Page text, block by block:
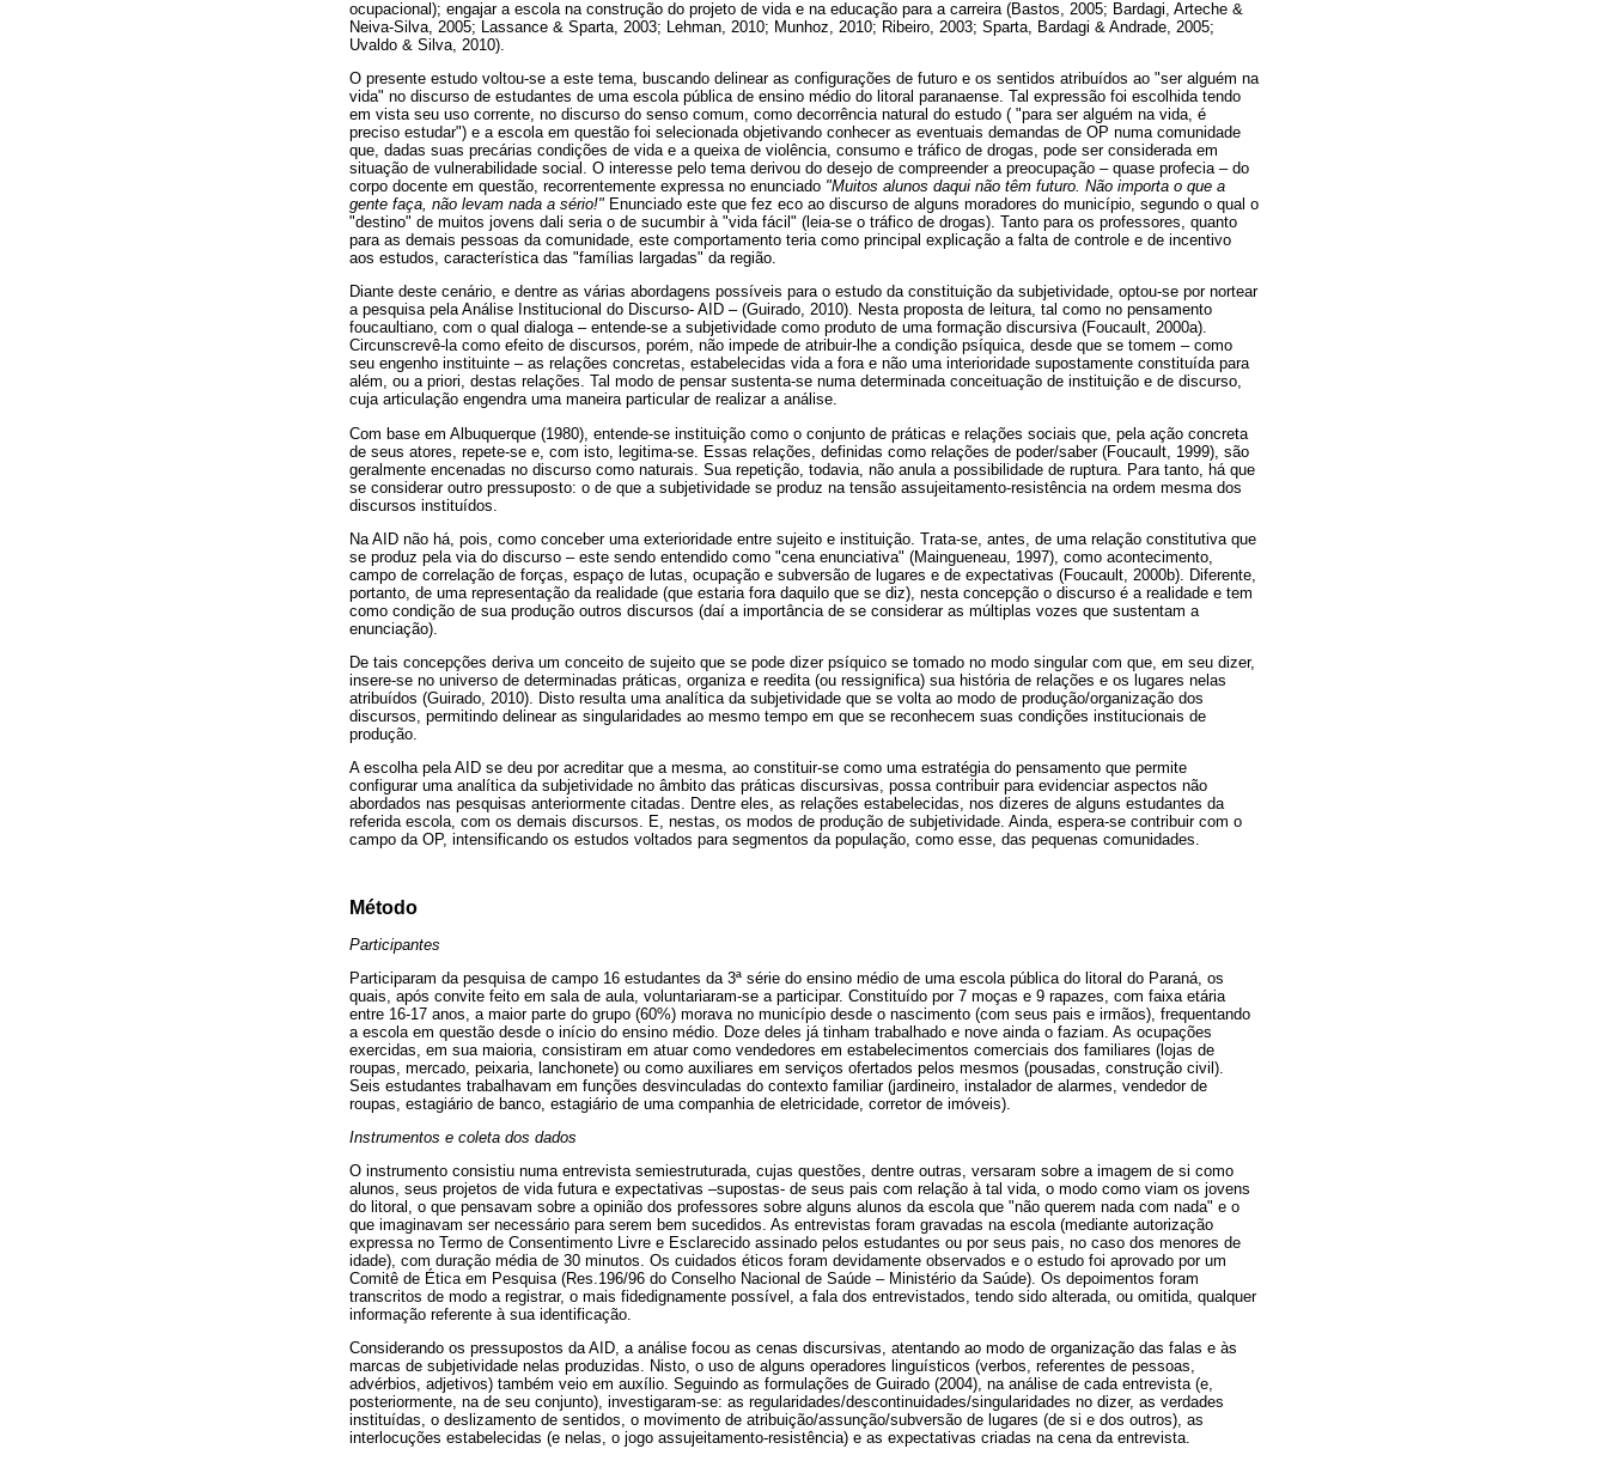
ocupacional); engajar a escola na construção do projeto de vida e na educação para a carreira (Bastos, 2005; Bardagi, Arteche &
Neiva-Silva, 2005; Lassance & Sparta, 2003; Lehman, 2010; Munhoz, 2010; Ribeiro, 2003; Sparta, Bardagi & Andrade, 2005;
Uvaldo & Silva, 2010).
O presente estudo voltou-se a este tema, buscando delinear as configurações de futuro e os sentidos atribuídos ao "ser alguém na
vida" no discurso de estudantes de uma escola pública de ensino médio do litoral paranaense. Tal expressão foi escolhida tendo
em vista seu uso corrente, no discurso do senso comum, como decorrência natural do estudo ( "para ser alguém na vida, é
preciso estudar") e a escola em questão foi selecionada objetivando conhecer as eventuais demandas de OP numa comunidade
que, dadas suas precárias condições de vida e a queixa de violência, consumo e tráfico de drogas, pode ser considerada em
situação de vulnerabilidade social. O interesse pelo tema derivou do desejo de compreender a preocupação – quase profecia – do
corpo docente em questão, recorrentemente expressa no enunciado "Muitos alunos daqui não têm futuro. Não importa o que a
gente faça, não levam nada a sério!" Enunciado este que fez eco ao discurso de alguns moradores do município, segundo o qual o
"destino" de muitos jovens dali seria o de sucumbir à "vida fácil" (leia-se o tráfico de drogas). Tanto para os professores, quanto
para as demais pessoas da comunidade, este comportamento teria como principal explicação a falta de controle e de incentivo
aos estudos, característica das "famílias largadas" da região.
Diante deste cenário, e dentre as várias abordagens possíveis para o estudo da constituição da subjetividade, optou-se por nortear
a pesquisa pela Análise Institucional do Discurso- AID – (Guirado, 2010). Nesta proposta de leitura, tal como no pensamento
foucaultiano, com o qual dialoga – entende-se a subjetividade como produto de uma formação discursiva (Foucault, 2000a).
Circunscrevê-la como efeito de discursos, porém, não impede de atribuir-lhe a condição psíquica, desde que se tomem – como
seu engenho instituinte – as relações concretas, estabelecidas vida a fora e não uma interioridade supostamente constituída para
além, ou a priori, destas relações. Tal modo de pensar sustenta-se numa determinada conceituação de instituição e de discurso,
cuja articulação engendra uma maneira particular de realizar a análise.
Com base em Albuquerque (1980), entende-se instituição como o conjunto de práticas e relações sociais que, pela ação concreta
de seus atores, repete-se e, com isto, legitima-se. Essas relações, definidas como relações de poder/saber (Foucault, 1999), são
geralmente encenadas no discurso como naturais. Sua repetição, todavia, não anula a possibilidade de ruptura. Para tanto, há que
se considerar outro pressuposto: o de que a subjetividade se produz na tensão assujeitamento-resistência na ordem mesma dos
discursos instituídos.
Na AID não há, pois, como conceber uma exterioridade entre sujeito e instituição. Trata-se, antes, de uma relação constitutiva que
se produz pela via do discurso – este sendo entendido como "cena enunciativa" (Maingueneau, 1997), como acontecimento,
campo de correlação de forças, espaço de lutas, ocupação e subversão de lugares e de expectativas (Foucault, 2000b). Diferente,
portanto, de uma representação da realidade (que estaria fora daquilo que se diz), nesta concepção o discurso é a realidade e tem
como condição de sua produção outros discursos (daí a importância de se considerar as múltiplas vozes que sustentam a
enunciação).
De tais concepções deriva um conceito de sujeito que se pode dizer psíquico se tomado no modo singular com que, em seu dizer,
insere-se no universo de determinadas práticas, organiza e reedita (ou ressignifica) sua história de relações e os lugares nelas
atribuídos (Guirado, 2010). Disto resulta uma analítica da subjetividade que se volta ao modo de produção/organização dos
discursos, permitindo delinear as singularidades ao mesmo tempo em que se reconhecem suas condições institucionais de
produção.
A escolha pela AID se deu por acreditar que a mesma, ao constituir-se como uma estratégia do pensamento que permite
configurar uma analítica da subjetividade no âmbito das práticas discursivas, possa contribuir para evidenciar aspectos não
abordados nas pesquisas anteriormente citadas. Dentre eles, as relações estabelecidas, nos dizeres de alguns estudantes da
referida escola, com os demais discursos. E, nestas, os modos de produção de subjetividade. Ainda, espera-se contribuir com o
campo da OP, intensificando os estudos voltados para segmentos da população, como esse, das pequenas comunidades.
Método
Participantes
Participaram da pesquisa de campo 16 estudantes da 3ª série do ensino médio de uma escola pública do litoral do Paraná, os
quais, após convite feito em sala de aula, voluntariaram-se a participar. Constituído por 7 moças e 9 rapazes, com faixa etária
entre 16-17 anos, a maior parte do grupo (60%) morava no município desde o nascimento (com seus pais e irmãos), frequentando
a escola em questão desde o início do ensino médio. Doze deles já tinham trabalhado e nove ainda o faziam. As ocupações
exercidas, em sua maioria, consistiram em atuar como vendedores em estabelecimentos comerciais dos familiares (lojas de
roupas, mercado, peixaria, lanchonete) ou como auxiliares em serviços ofertados pelos mesmos (pousadas, construção civil).
Seis estudantes trabalhavam em funções desvinculadas do contexto familiar (jardineiro, instalador de alarmes, vendedor de
roupas, estagiário de banco, estagiário de uma companhia de eletricidade, corretor de imóveis).
Instrumentos e coleta dos dados
O instrumento consistiu numa entrevista semiestruturada, cujas questões, dentre outras, versaram sobre a imagem de si como
alunos, seus projetos de vida futura e expectativas –supostas- de seus pais com relação à tal vida, o modo como viam os jovens
do litoral, o que pensavam sobre a opinião dos professores sobre alguns alunos da escola que "não querem nada com nada" e o
que imaginavam ser necessário para serem bem sucedidos. As entrevistas foram gravadas na escola (mediante autorização
expressa no Termo de Consentimento Livre e Esclarecido assinado pelos estudantes ou por seus pais, no caso dos menores de
idade), com duração média de 30 minutos. Os cuidados éticos foram devidamente observados e o estudo foi aprovado por um
Comitê de Ética em Pesquisa (Res.196/96 do Conselho Nacional de Saúde – Ministério da Saúde). Os depoimentos foram
transcritos de modo a registrar, o mais fidedignamente possível, a fala dos entrevistados, tendo sido alterada, ou omitida, qualquer
informação referente à sua identificação.
Considerando os pressupostos da AID, a análise focou as cenas discursivas, atentando ao modo de organização das falas e às
marcas de subjetividade nelas produzidas. Nisto, o uso de alguns operadores linguísticos (verbos, referentes de pessoas,
advérbios, adjetivos) também veio em auxílio. Seguindo as formulações de Guirado (2004), na análise de cada entrevista (e,
posteriormente, na de seu conjunto), investigaram-se: as regularidades/descontinuidades/singularidades no dizer, as verdades
instituídas, o deslizamento de sentidos, o movimento de atribuição/assunção/subversão de lugares (de si e dos outros), as
interlocuções estabelecidas (e nelas, o jogo assujeitamento-resistência) e as expectativas criadas na cena da entrevista.